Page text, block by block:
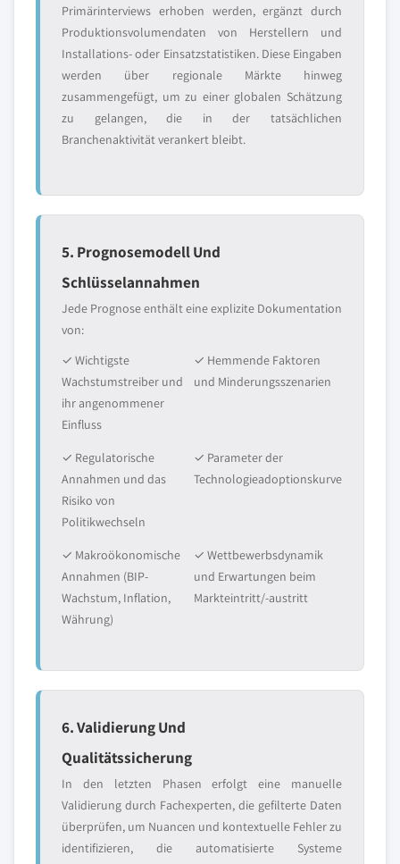
Primärinterviews erhoben werden, ergänzt durch
Produktionsvolumendaten von Herstellern und
Installations- oder Einsatzstatistiken. Diese Eingaben
werden über regionale Märkte hinweg
zusammengefügt, um zu einer globalen Schätzung
zu gelangen, die in der tatsächlichen
Branchenaktivität verankert bleibt.
5. Prognosemodell Und
Schlüsselannahmen
Jede Prognose enthält eine explizite Dokumentation
von:
✓ Wichtigste
Wachstumstreiber und
ihr angenommener
Einfluss
✓ Hemmende Faktoren
und Minderungsszenarien
✓ Regulatorische
Annahmen und das
Risiko von
Politikwechseln
✓ Parameter der
Technologieadoptionskurve
✓ Makroökonomische
Annahmen (BIP-
Wachstum, Inflation,
Währung)
✓ Wettbewerbsdynamik
und Erwartungen beim
Markteintritt/-austritt
6. Validierung Und
Qualitätssicherung
In den letzten Phasen erfolgt eine manuelle
Validierung durch Fachexperten, die gefilterte Daten
überprüfen, um Nuancen und kontextuelle Fehler zu
identifizieren, die automatisierte Systeme